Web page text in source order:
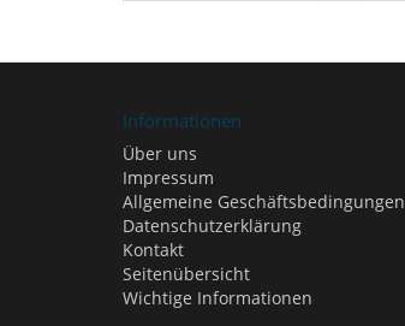
Informationen
Über uns
Impressum
Allgemeine Geschäftsbedingungen
Datenschutzerklärung
Kontakt
Seitenübersicht
Wichtige Informationen